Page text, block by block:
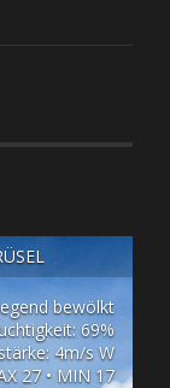
bewölkt
69%
4m/s W
27 • MIN 17